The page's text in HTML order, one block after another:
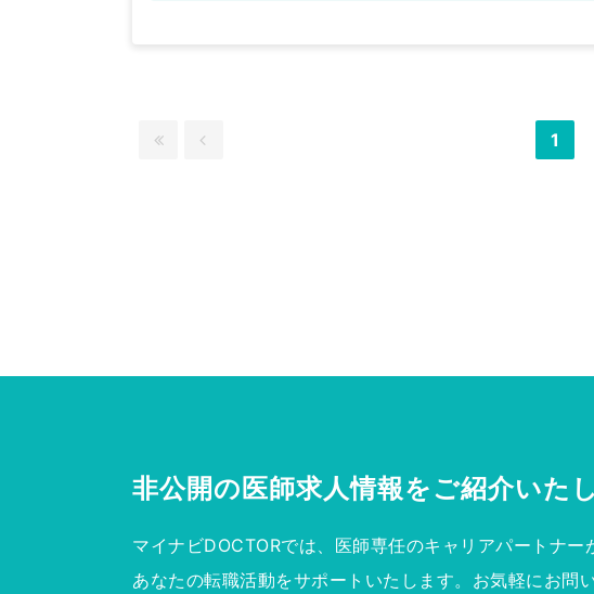
1
非公開の医師求人情報をご紹介いた
マイナビDOCTORでは、医師専任のキャリアパートナー
あなたの転職活動をサポートいたします。お気軽にお問